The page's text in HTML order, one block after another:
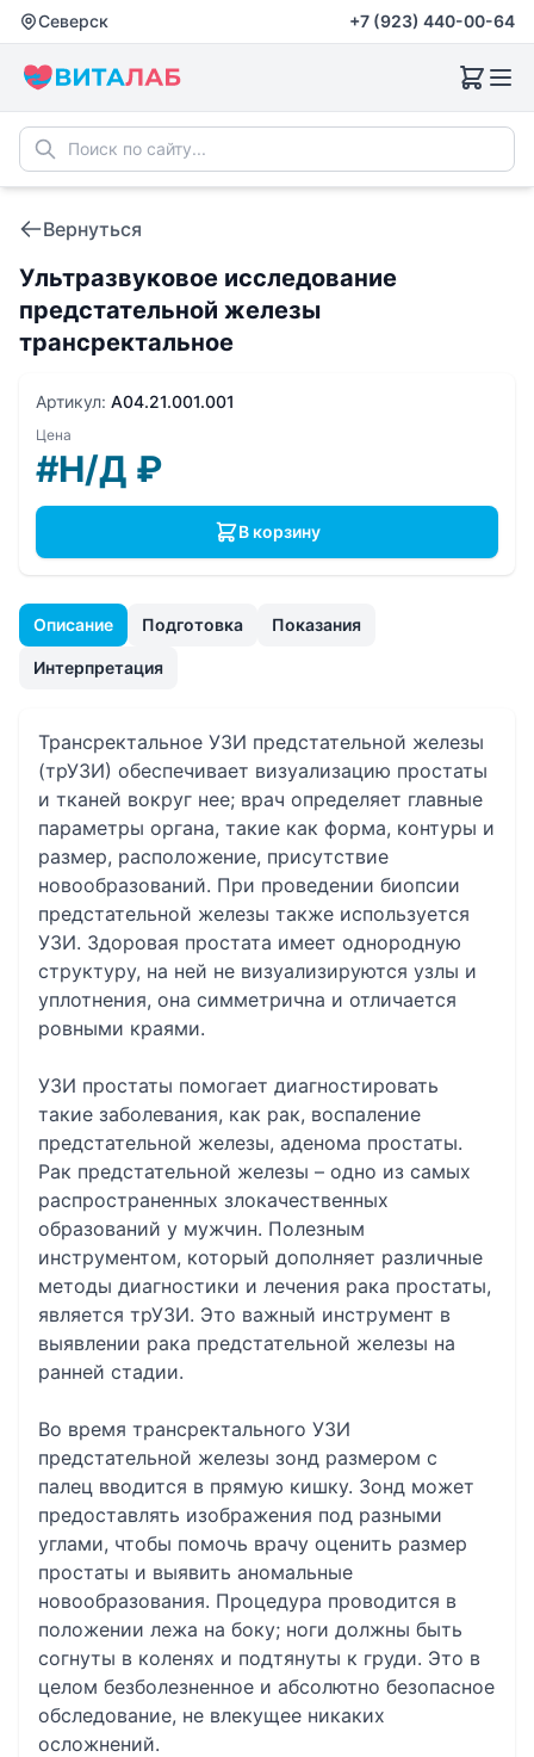
Северск +7 (923) 440-00-64
Вернуться
Ультразвуковое исследование
предстательной железы
трансректальное
Описание Подготовка Показания
Интерпретация
Трансректальное УЗИ предстательной железы
(трУЗИ) обеспечивает визуализацию простаты
и тканей вокруг нее; врач определяет главные
параметры органа, такие как форма, контуры и
размер, расположение, присутствие
новообразований. При проведении биопсии
предстательной железы также используется
УЗИ. Здоровая простата имеет однородную
структуру, на ней не визуализируются узлы и
уплотнения, она симметрична и отличается
ровными краями.
УЗИ простаты помогает диагностировать
такие заболевания, как рак, воспаление
предстательной железы, аденома простаты.
Рак предстательной железы – одно из самых
распространенных злокачественных
образований у мужчин. Полезным
инструментом, который дополняет различные
методы диагностики и лечения рака простаты,
является трУЗИ. Это важный инструмент в
выявлении рака предстательной железы на
ранней стадии.
Во время трансректального УЗИ
предстательной железы зонд размером с
палец вводится в прямую кишку. Зонд может
предоставлять изображения под разными
углами, чтобы помочь врачу оценить размер
простаты и выявить аномальные
новообразования. Процедура проводится в
положении лежа на боку; ноги должны быть
согнуты в коленях и подтянуты к груди. Это в
целом безболезненное и абсолютно безопасное
обследование, не влекущее никаких
осложнений.
Артикул: A04.21.001.001
Цена
#Н/Д ₽
В корзину